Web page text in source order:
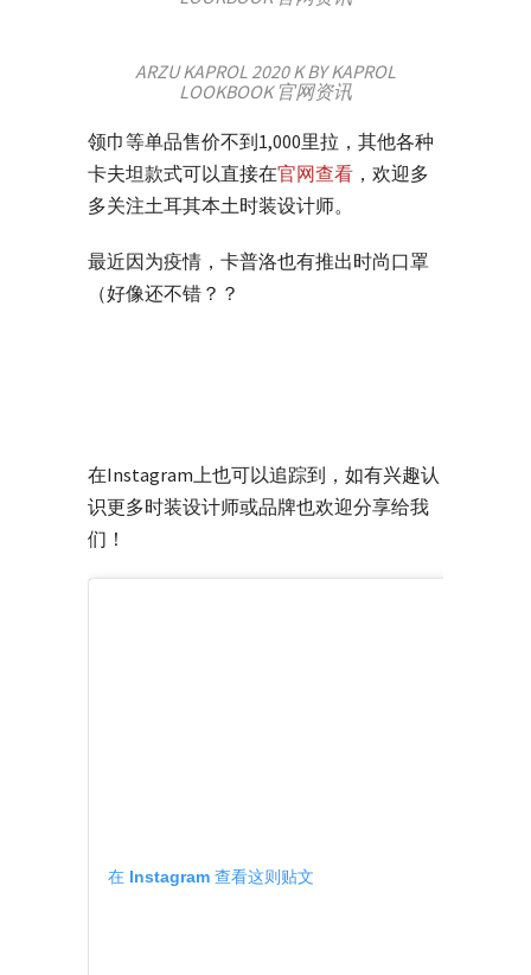
ARZU KAPROL 2020 K BY KAPROL
LOOKBOOK 官网资讯
领巾等单品售价不到1,000里拉，其他各种
卡夫坦款式可以直接在官网查看 ，欢迎多
多关注土耳其本土时装设计师。
最近因为疫情，卡普洛也有推出时尚口罩
（好像还不错？？
在Instagram上也可以追踪到，如有兴趣认
识更多时装设计师或品牌也欢迎分享给我
们！
在 Instagram 查看这则贴文